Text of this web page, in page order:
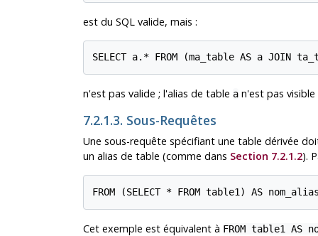
est du SQL valide, mais :
SELECT a.* FROM (ma_table AS a JOIN
n'est pas valide ; l'alias de table an'est pas
7.2.1.3. Sous-Requêtes
Une sous-requête spécifiant une table dérivée
un alias de table (comme dans Section 7.2.1.2).
FROM (SELECT * FROM table1) AS
Cet exemple est équivalent à FROM table1 AS